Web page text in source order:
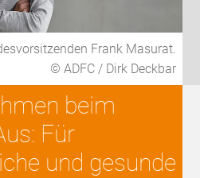
Frank Masurat.
© ADFC / Dirk Deckbar
beim
Für
und gesunde